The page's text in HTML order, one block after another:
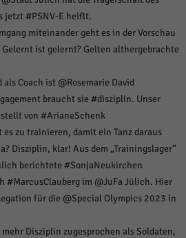
jetzt #PSNV-E heißt.
miteinander geht es in der Vorschau
ist gelernt? Gelten althergebrachte
Coach ist @Rosemarie David
braucht sie #disziplin. Unser
von #ArianeSchenk
zu trainieren, damit ein Tanz daraus
Disziplin, klar! Aus dem „Trainingslager“
berichtete #SonjaNeukirchen
#MarcusClauberg im @JuFa Jülich. Hier
für die @Special Olympics 2023 in
Disziplin zugesprochen als Soldaten,
Drittanbietern oder Publishern verwendet,
Sie tun dies, indem sie Besucher
Informationen anzeigen
Social-Media-Plattformen werden
Cookies von externen Medien akzeptiert
diese Inhalte keiner manuellen Einwilligung
Informationen anzeigen